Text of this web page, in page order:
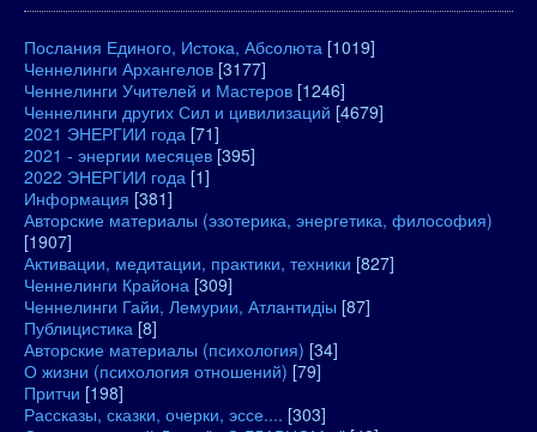
Послания Единого, Истока, Абсолюта [1019]
Ченнелинги Архангелов [3177]
Ченнелинги Учителей и Мастеров [1246]
Ченнелинги других Сил и цивилизаций [4679]
2021 ЭНЕРГИИ года [71]
2021 - энергии месяцев [395]
2022 ЭНЕРГИИ года [1]
Информация [381]
Авторские материалы (эзотерика, энергетика, философия)
[1907]
Активации, медитации, практики, техники [827]
Ченнелинги Крайона [309]
Ченнелинги Гайи, Лемурии, Атлантидіы [87]
Публицистика [8]
Авторские материалы (психология) [34]
О жизни (психология отношений) [79]
Притчи [198]
Рассказы, сказки, очерки, эссе.... [303]